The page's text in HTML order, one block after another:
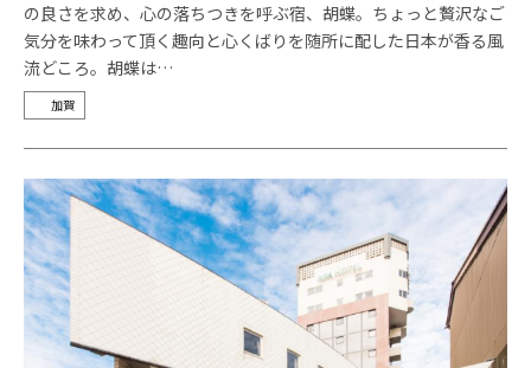
の良さを求め、心の落ちつきを呼ぶ宿、胡蝶。ちょっと贅沢なご
気分を味わって頂く趣向と心くばりを随所に配した日本が香る風
流どころ。胡蝶は…
加賀